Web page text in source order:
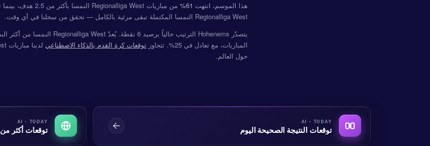
هذا الموسم، انتهت 61% من مباريات Regionalliga West النمسا بأكثر من 2.5 هدف، بينما تحقق كلا الفريقين يسجلان في
Regionalliga West النمسا المكتملة تبقى مرئية بالكامل — تحقق من سجلنا في أي وقت.
المباريات، مع تعادل في 25%. تتجاوز
توقعات كرة القدم بالذكاء الاصطناعي
حول العالم.
AI · TODAY
توقعات النتيجة الصحيحة اليوم
AI · TODAY
توقعات أكثر من 2.5 هدف اليوم